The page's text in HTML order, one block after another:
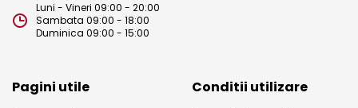
Luni - Vineri 09:00 - 20:00
Sambata 09:00 - 18:00
Duminica 09:00 - 15:00
Pagini utile Conditii utilizare